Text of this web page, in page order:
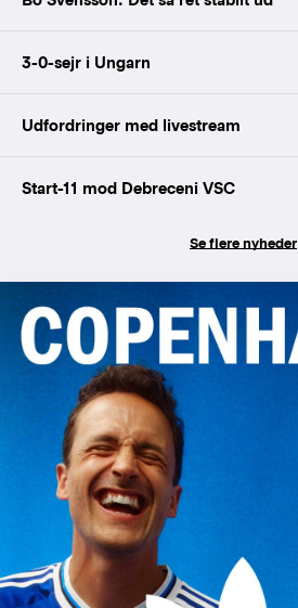
3-0-sejr i Ungarn
Udfordringer med livestream
Start-11 mod Debreceni VSC
Se flere nyheder